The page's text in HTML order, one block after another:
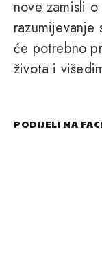
nove zamisli
će potrebno
života i
PODIJELI NA